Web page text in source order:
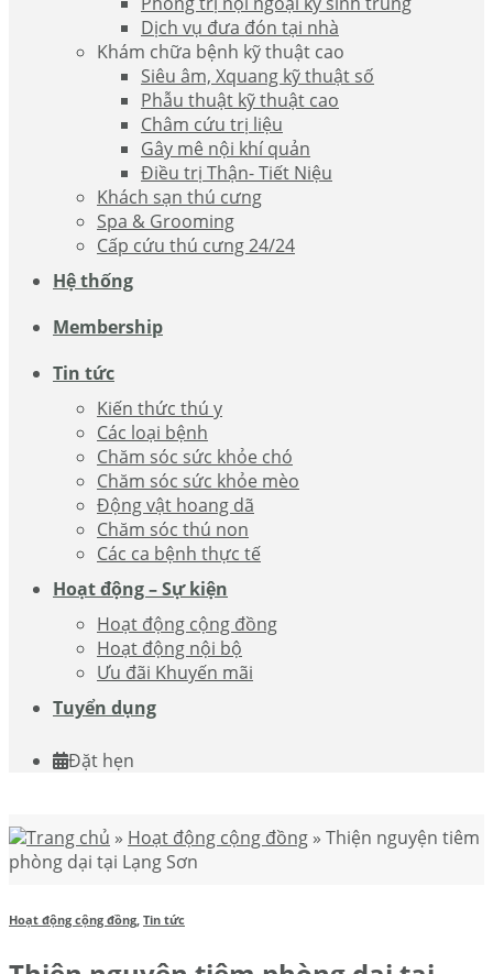
Dịch vụ đưa đón tại nhà
Khám chữa bệnh kỹ thuật cao
Siêu âm, Xquang kỹ thuật số
Phẫu thuật kỹ thuật cao
Châm cứu trị liệu
Gây mê nội khí quản
Điều trị Thận- Tiết Niệu
Khách sạn thú cưng
Spa & Grooming
Cấp cứu thú cưng 24/24
Hệ thống
Membership
Tin tức
Kiến thức thú y
Các loại bệnh
Chăm sóc sức khỏe chó
Chăm sóc sức khỏe mèo
Động vật hoang dã
Chăm sóc thú non
Các ca bệnh thực tế
Hoạt động – Sự kiện
Hoạt động cộng đồng
Hoạt động nội bộ
Ưu đãi Khuyến mãi
Tuyển dụng
Đặt hẹn
Trang chủ » Hoạt động cộng đồng » Thiện nguyện tiêm
phòng dại tại Lạng Sơn
Hoạt động cộng đồng, Tin tức